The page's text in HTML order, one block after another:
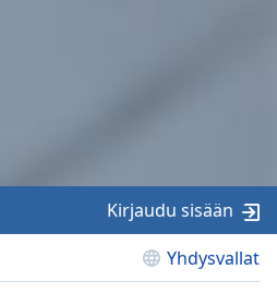
Yhdysvallat
Kirjaudu sisään